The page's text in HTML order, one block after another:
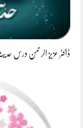
ڈاکٹر عزیز الرحمن درس حدیث 2023-